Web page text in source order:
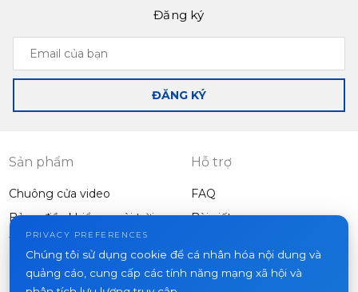
Đăng ký
Email
của
bạn
ĐĂNG KÝ
Sản phẩm
Chuông cửa video
Bảng điều khiển ngoài trời
Thiết bị khác
Hỗ trợ
FAQ
Bài viết
Dự án
PRIVACY PREFERENCES
Chúng tôi sử dụng cookie để cá nhân hóa nội dung và
quảng cáo, cung cấp các tính năng mạng xã hội và